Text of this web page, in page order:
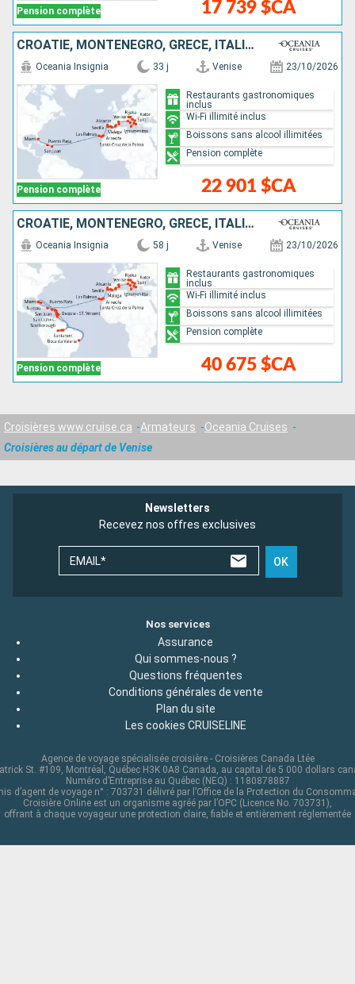
Pension complète 17 739 $CA
CROATIE, MONTÉNÉGRO, GRÈCE, ITALIE, ESPAGNE, PORTUGAL, LANZAROTE, MAJORQUE, PORTO RICO, RÉPUBLIQUE DOMINICAINE, ÉTATS-UNIS
Pension complète
Oceania Insignia 33 j Venise 23/10/2026
22 901 $CA
Restaurants gastronomiques
inclus
Wi-Fi illimité inclus
Boissons sans alcool illimitées
Pension complète
CROATIE, MONTÉNÉGRO, GRÈCE, ITALIE, ESPAGNE, PORTUGAL, LANZAROTE, MAJORQUE, PORTO RICO, RÉPUBLIQUE DOMINICAINE, ÉTATS-UNIS, SAINT VINCENT-ET-LES-GRENADINES, ANTIGUA-ET-BARBUDA, SAINTE-LUCIE, TRINITÉ-E
Pension complète
Oceania Insignia 58 j Venise 23/10/2026
40 675 $CA
Restaurants gastronomiques
inclus
Wi-Fi illimité inclus
Boissons sans alcool illimitées
Pension complète
Croisières www.cruise.ca Armateurs
Oceania Cruises
Croisières au départ de Venise
Newsletters
Recevez nos offres exclusives
EMAIL* OK
Nos services
Assurance
Qui sommes-nous ?
Questions fréquentes
Conditions générales de vente
Plan du site
Les cookies CRUISELINE
Agence de voyage spécialisée croisière - Croisières Canada Ltée
St. #109, Montréal, Québec H3K 0A8 Canada, au capital de 5 000 dollars
Numéro d’Entreprise au Québec (NEQ) : 1180878887
d’agent de voyage n° : 703731 délivré par l’Office de la Protection du
Croisière Online est un organisme agréé par l’OPC (Licence No. 703731),
offrant à chaque voyageur une protection claire, fiable et entièrement réglementée